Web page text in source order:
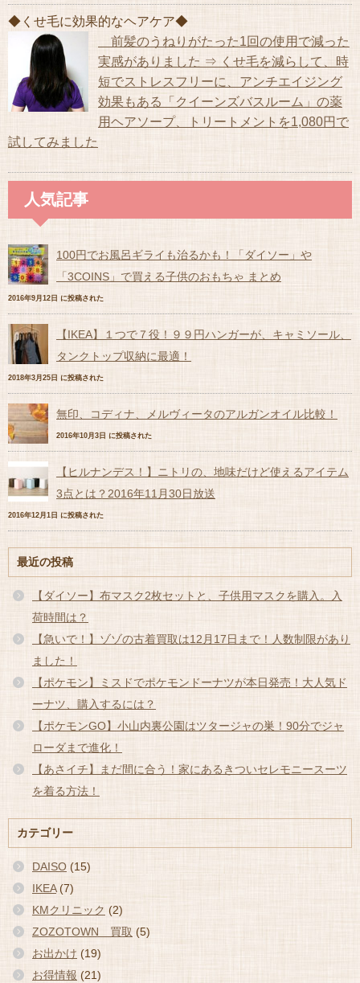
◆くせ毛に効果的なヘアケア◆
前髪のうねりがたった1回の使用で減った
実感がありました ⇒ くせ毛を減らして、時
短でストレスフリーに、アンチエイジング
効果もある「クイーンズバスルーム」の薬
用ヘアソープ、トリートメントを1,080円で
試してみました
人気記事
100円でお風呂ギライも治るかも！「ダイソー」や
「3COINS」で買える子供のおもちゃ まとめ
2016年9月12日 に投稿された
【IKEA】１つで７役！９９円ハンガーが、キャミソール、
タンクトップ収納に最適！
2018年3月25日 に投稿された
無印、コディナ、メルヴィータのアルガンオイル比較！
2016年10月3日 に投稿された
【ヒルナンデス！】ニトリの、地味だけど使えるアイテム
3点とは？2016年11月30日放送
2016年12月1日 に投稿された
最近の投稿
【ダイソー】布マスク2枚セットと、子供用マスクを購入。入
荷時間は？
【急いで！】ゾゾの古着買取は12月17日まで！人数制限があり
ました！
【ポケモン】ミスドでポケモンドーナツが本日発売！大人気ド
ーナツ、購入するには？
【ポケモンGO】小山内裏公園はツタージャの巣！90分でジャ
ローダまで進化！
【あさイチ】まだ間に合う！家にあるきついセレモニースーツ
を着る方法！
カテゴリー
DAISO (15)
IKEA(7)
KMクリニック (2)
ZOZOTOWN 買取 (5)
お出かけ (19)
お得情報 (21)